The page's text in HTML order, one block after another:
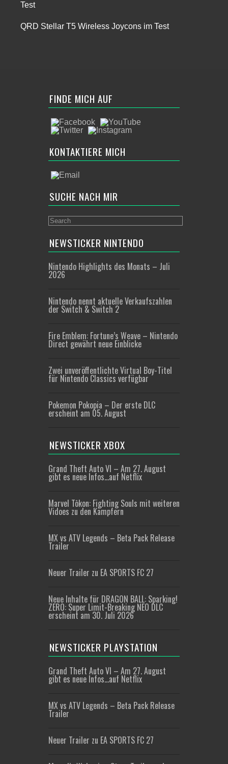
Test
QRD Stellar T5 Wireless Joycons im Test
FINDE MICH AUF
KONTAKTIERE MICH
SUCHE NACH MIR
NEWSTICKER NINTENDO
Nintendo Highlights des Monats – Juli
2026
Nintendo nennt aktuelle Verkaufszahlen
der Switch & Switch 2
Fire Emblem: Fortune’s Weave – Nintendo
Direct gewährt neue Einblicke
Zwei unveröffentlichte Virtual Boy-Titel
für Nintendo Classics verfügbar
Pokemon Pokopia – Der erste DLC
erscheint am 05. August
NEWSTICKER XBOX
Grand Theft Auto VI – Am 27. August
gibt es neue Infos…auf Netflix
Marvel Tōkon: Fighting Souls mit weiteren
Vidoes zu den Kämpfern
MX vs ATV Legends – Beta Pack Release
Trailer
Neuer Trailer zu EA SPORTS FC 27
Neue Inhalte für DRAGON BALL: Sparking!
ZERO: Super Limit-Breaking NEO DLC
erscheint am 30. Juli 2026
NEWSTICKER PLAYSTATION
Grand Theft Auto VI – Am 27. August
gibt es neue Infos…auf Netflix
MX vs ATV Legends – Beta Pack Release
Trailer
Neuer Trailer zu EA SPORTS FC 27